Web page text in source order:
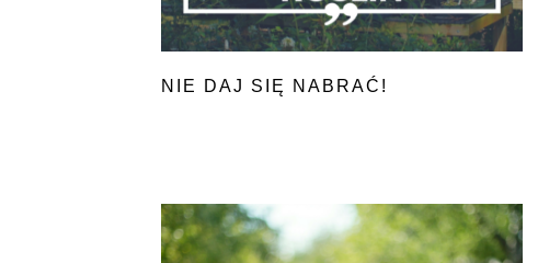
NIE DAJ SIĘ NABRAĆ!